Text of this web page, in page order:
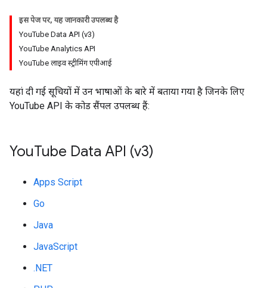
इस पेज पर, यह जानकारी उपलब्ध है
YouTube Data API (v3)
YouTube Analytics API
YouTube लाइव स्ट्रीमिंग एपीआई
यहां दी गई सूचियों में उन भाषाओं के बारे में बताया गया है जिनके लिए
YouTube API के कोड सैंपल उपलब्ध हैं:
YouTube Data API (v3)
Apps Script
Go
Java
JavaScript
.NET